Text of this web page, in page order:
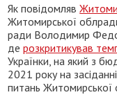
Як повідомляв
Житомирської
ради Володимир
дерозкритикував
Українки, на який з
2021 року на
питань